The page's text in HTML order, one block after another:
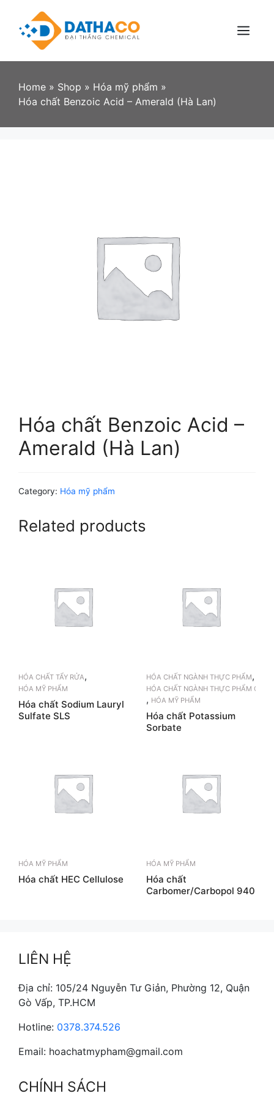
content
Menu
Home » Shop » Hóa mỹ phẩm »
Hóa chất Benzoic Acid – Amerald (Hà Lan)
Hóa chất Benzoic Acid –
Amerald (Hà Lan)
Category: Hóa mỹ phẩm
Related products
HÓA CHẤT TẨY RỬA,
HÓA MỸ PHẨM
Hóa chất Sodium Lauryl
Sulfate SLS
HÓA CHẤT NGÀNH THỰC PHẨM,
HÓA CHẤT NGÀNH THỰC PHẨM
, HÓA MỸ PHẨM
Hóa chất Potassium
Sorbate
HÓA MỸ PHẨM
Hóa chất HEC Cellulose
HÓA MỸ PHẨM
Hóa chất
Carbomer/Carbopol 940
LIÊN HỆ
Địa chỉ: 105/24 Nguyễn Tư Giản, Phường 12, Quận
Gò Vấp, TP.HCM
Hotline: 0378.374.526
Email: hoachatmypham@gmail.com
CHÍNH SÁCH